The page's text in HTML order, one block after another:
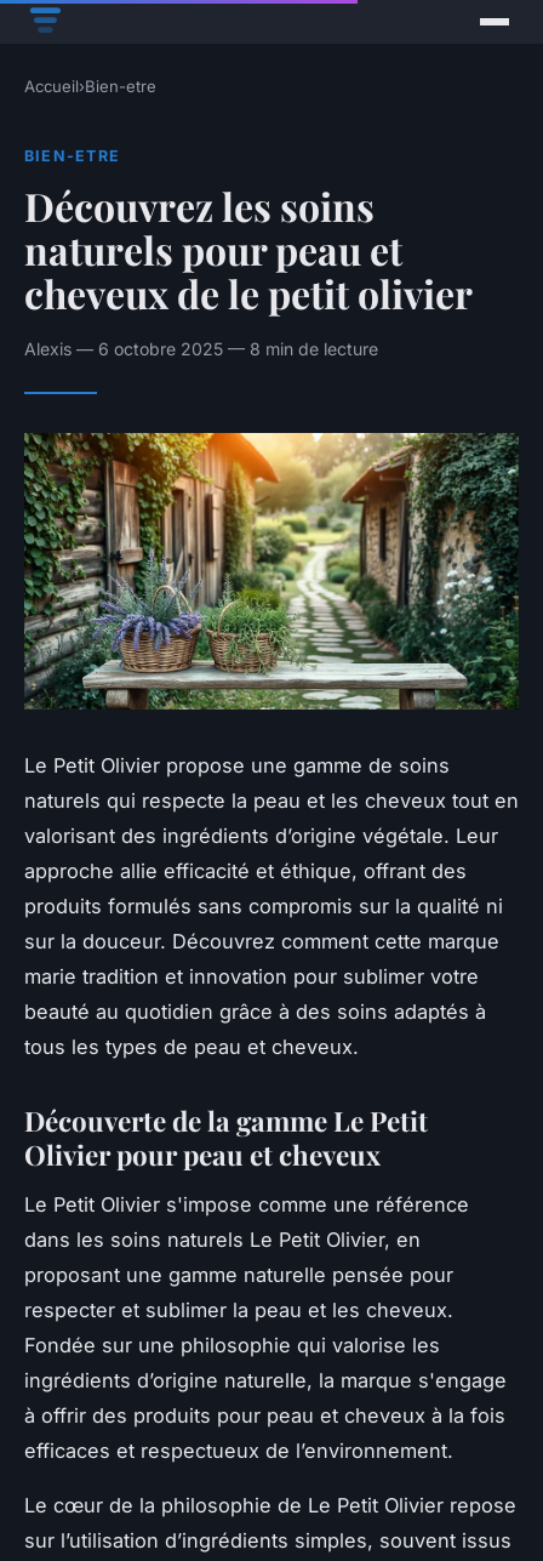
Accueil›Bien-etre
BIEN-ETRE
Découvrez les soins
naturels pour peau et
cheveux de le petit olivier
Alexis — 6 octobre 2025 — 8 min de lecture
Le Petit Olivier propose une gamme de soins
naturels qui respecte la peau et les cheveux tout en
valorisant des ingrédients d’origine végétale. Leur
approche allie efficacité et éthique, offrant des
produits formulés sans compromis sur la qualité ni
sur la douceur. Découvrez comment cette marque
marie tradition et innovation pour sublimer votre
beauté au quotidien grâce à des soins adaptés à
tous les types de peau et cheveux.
Découverte de la gamme Le Petit
Olivier pour peau et cheveux
Le Petit Olivier s'impose comme une référence
dans les soins naturels Le Petit Olivier, en
proposant une gamme naturelle pensée pour
respecter et sublimer la peau et les cheveux.
Fondée sur une philosophie qui valorise les
ingrédients d’origine naturelle, la marque s'engage
à offrir des produits pour peau et cheveux à la fois
efficaces et respectueux de l’environnement.
Le cœur de la philosophie de Le Petit Olivier repose
sur l’utilisation d’ingrédients simples, souvent issus